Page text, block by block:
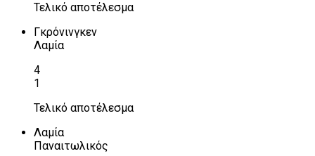
Τελικό αποτέλεσμα
Γκρόνινγκεν
Λαμία
4
1
Τελικό αποτέλεσμα
Λαμία
Παναιτωλικός